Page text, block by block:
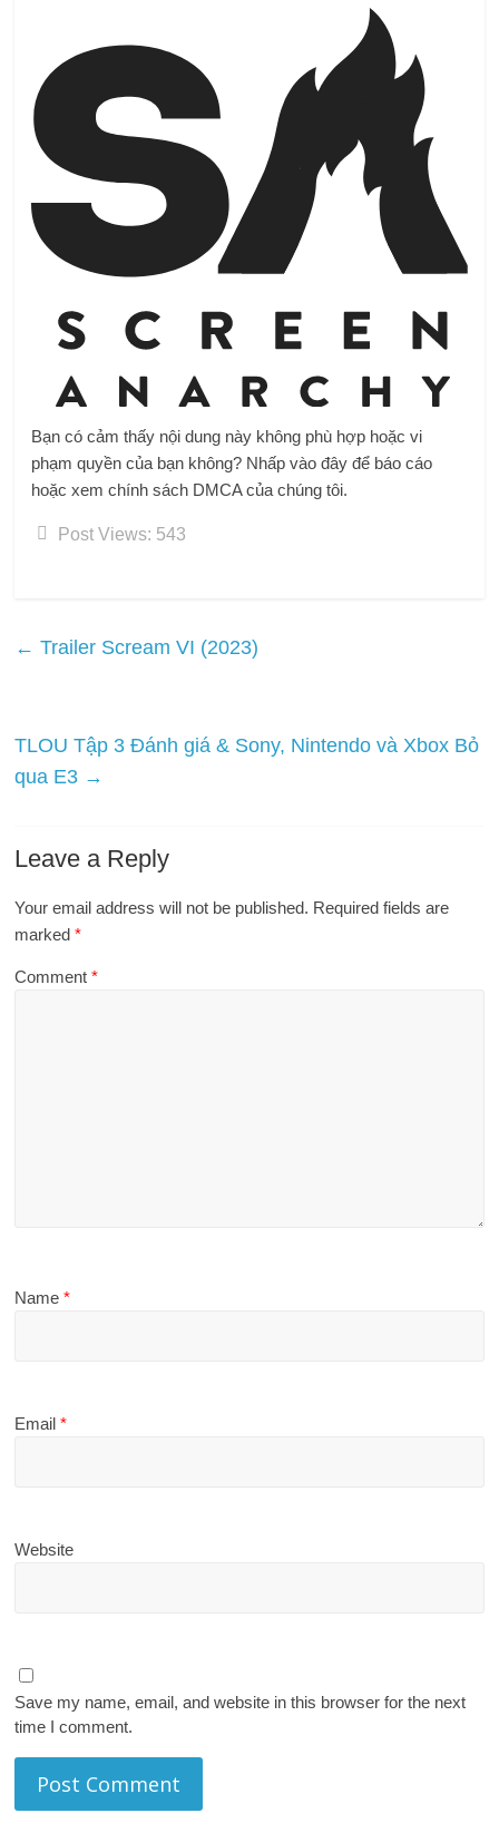
Bạn có cảm thấy nội dung này không phù hợp hoặc vi
phạm quyền của bạn không? Nhấp vào đây để báo cáo
hoặc xem chính sách DMCA của chúng tôi.
Post Views: 543
← Trailer Scream VI (2023)
TLOU Tập 3 Đánh giá & Sony, Nintendo và Xbox Bỏ
qua E3 →
Leave a Reply
Your email address will not be published. Required fields are
marked*
Comment*
Name*
Email*
Website
Save my name, email, and website in this browser for the next
time I comment.